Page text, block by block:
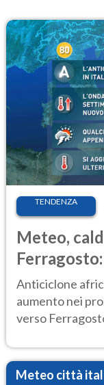
TENDENZA
Meteo,
ancora
Anticiclone
aumento nei
verso
Meteo città